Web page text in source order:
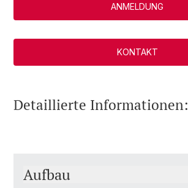
ANMELDUNG
KONTAKT
Detaillierte Informationen:
Aufbau